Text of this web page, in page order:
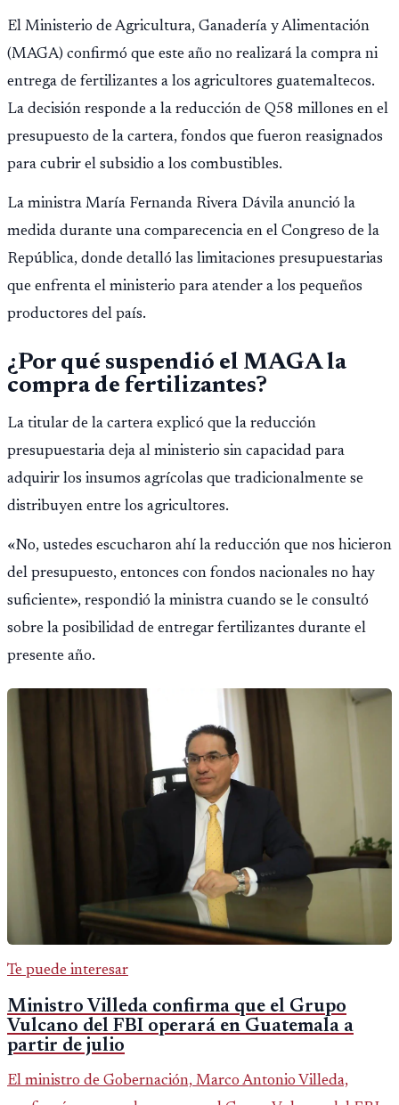
El Ministerio de Agricultura, Ganadería y Alimentación
(MAGA) confirmó que este año no realizará la compra ni
entrega de fertilizantes a los agricultores guatemaltecos.
La decisión responde a la reducción de Q58 millones en el
presupuesto de la cartera, fondos que fueron reasignados
para cubrir el subsidio a los combustibles.
La ministra María Fernanda Rivera Dávila anunció la
medida durante una comparecencia en el Congreso de la
República, donde detalló las limitaciones presupuestarias
que enfrenta el ministerio para atender a los pequeños
productores del país.
¿Por qué suspendió el MAGA la
compra de fertilizantes?
La titular de la cartera explicó que la reducción
presupuestaria deja al ministerio sin capacidad para
adquirir los insumos agrícolas que tradicionalmente se
distribuyen entre los agricultores.
«No, ustedes escucharon ahí la reducción que nos hicieron
del presupuesto, entonces con fondos nacionales no hay
suficiente», respondió la ministra cuando se le consultó
sobre la posibilidad de entregar fertilizantes durante el
presente año.
Te puede interesar
Ministro Villeda confirma que el Grupo
Vulcano del FBI operará en Guatemala a
partir de julio
El ministro de Gobernación, Marco Antonio Villeda,